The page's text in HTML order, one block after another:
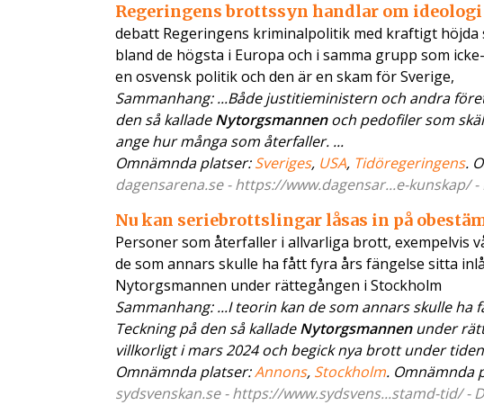
Regeringens brottssyn handlar om
debatt Regeringens kriminalpolitik med kraftigt
bland de högsta i Europa och i samma grupp som
en osvensk politik och den är en skam för Sverige,
Sammanhang: ...Både justitieministern och andra
den så kalladeNytorgsmannenoch pedofiler som
ange hur många som återfaller. ...
Omnämnda platser:Sveriges, USA, Tidöregeringens.
dagensarena.se - https://www.dagensar...e-kunskap/ -
Nu kan seriebrottslingar låsas in på
Personer som återfaller i allvarliga brott, exempelvis
de som annars skulle ha fått fyra års fängelse sitta
Nytorgsmannen under rättegången i Stockholm
Sammanhang: ...I teorin kan de som annars skulle
Teckning på den så kalladeNytorgsmannenunder
villkorligt i mars 2024 och begick nya brott under
Omnämnda platser:Annons, Stockholm. Omnämnda
sydsvenskan.se - https://www.sydsvens...stamd-tid/ -